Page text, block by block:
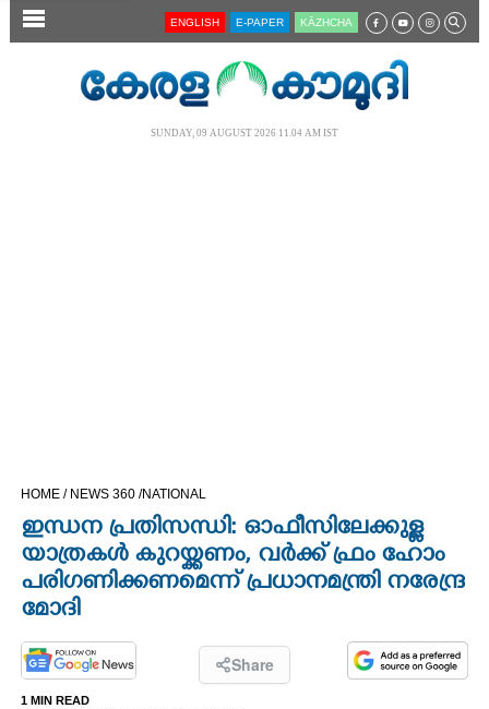
SECTIONS
OPINION
LIFESTYLE
ENGLISH E-PAPER KĀZHCHA
SUNDAY, 09 AUGUST 2026 11.04 AM IST
HOME / NEWS 360 /NATIONAL
ഇന്ധന പ്രതിസന്ധി: ഓഫീസിലേക്കുള്ള
യാത്രകൾ കുറയ്ക്കണം,​ വർക്ക് ഫ്രം ഹോം
പരിഗണിക്കണമെന്ന് പ്രധാനമന്ത്രി നരേന്ദ്ര
മോദി
Share
1 MIN READ